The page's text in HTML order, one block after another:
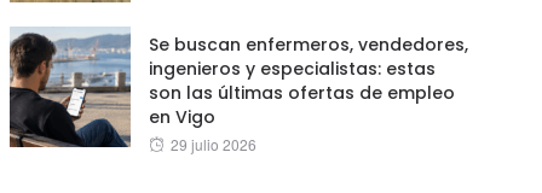
Se buscan enfermeros, vendedores,
ingenieros y especialistas: estas
son las últimas ofertas de empleo
en Vigo
Posted
29 julio 2026